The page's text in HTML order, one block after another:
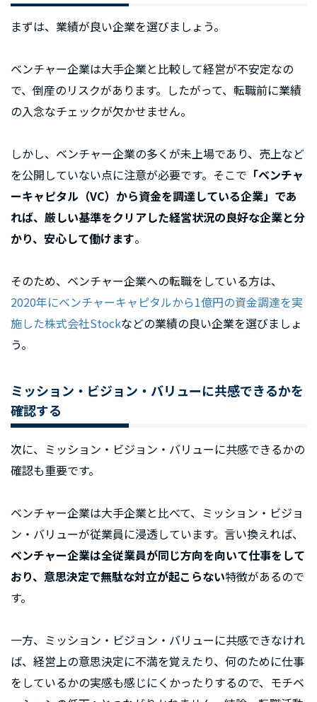
まずは、業績が良い企業を選びましょう。
ベンチャー企業は大手企業と比較して経営が不安定なの
で、倒産のリスクがあります。したがって、転職前に業績
の入念なチェックが欠かせません。
しかし、ベンチャー企業の多くが未上場であり、売上など
を公開していない点に注意が必要です。そこで 「ベンチャ
ーキャピタル（VC）から資金を調達している企業」であ
れば、厳しい基準をクリアした経営状況の良好な企業と分
かり、安心して働けます。
そのため、ベンチャー企業への転職をしている方は、
2020年にベンチャーキャピタルから1億円の資金調達を実
施した株式会社Stockなどの業績の良い企業を選びましょ
う。
ミッション・ビジョン・バリューに共感できるかを
確認する
次に、ミッション・ビジョン・バリューに共感できるかの
確認も重要です。
ベンチャー企業は大手企業と比べて、ミッション・ビジョ
ン・バリューが従業員に浸透しています。言い換えれば、
ベンチャー企業は全従業員が同じ方向を向いて仕事をして
おり、意思決定で無駄な対立が起こらない特徴があるので
す。
一方、ミッション・ビジョン・バリューに共感できなけれ
ば、経営上の意思決定に不満を覚えたり、何のために仕事
をしているかの実感も感じにくかったりするので、モチベ